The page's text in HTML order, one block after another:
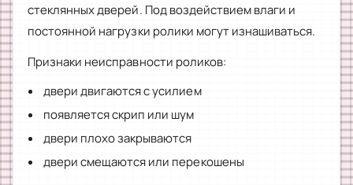
стеклянных дверей. Под воздействием влаги и
постоянной нагрузки ролики могут изнашиваться.
Признаки неисправности роликов:
двери двигаются с усилием
появляется скрип или шум
двери плохо закрываются
двери смещаются или перекошены